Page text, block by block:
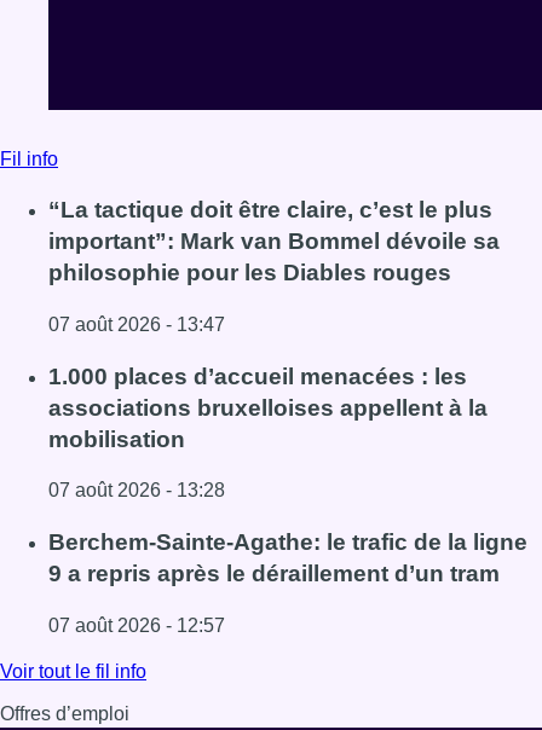
Fil info
“La tactique doit être claire, c’est le plus
important”: Mark van Bommel dévoile sa
philosophie pour les Diables rouges
07 août 2026 - 13:47
Lire l'article “La tactique doit être claire, c’est le plus
1.000 places d’accueil menacées : les
associations bruxelloises appellent à la
mobilisation
07 août 2026 - 13:28
Lire l'article 1.000 places d’accueil menacées : les
Berchem-Sainte-Agathe: le trafic de la ligne
9 a repris après le déraillement d’un tram
07 août 2026 - 12:57
Lire l'article Berchem-Sainte-Agathe: le trafic de la ligne
Voir tout le fil info
Offres d’emploi